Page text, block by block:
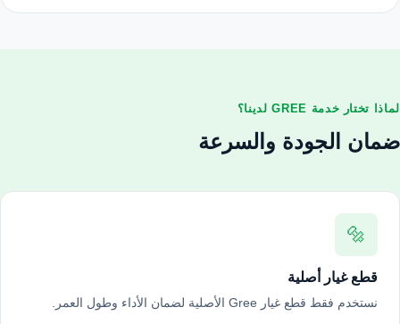
لماذا تختار خدمة GREE لدينا؟
ضمان الجودة والسرعة
🔩
قطع غيار أصلية
نستخدم فقط قطع غيار Gree الأصلية لضمان الأداء وطول العمر.